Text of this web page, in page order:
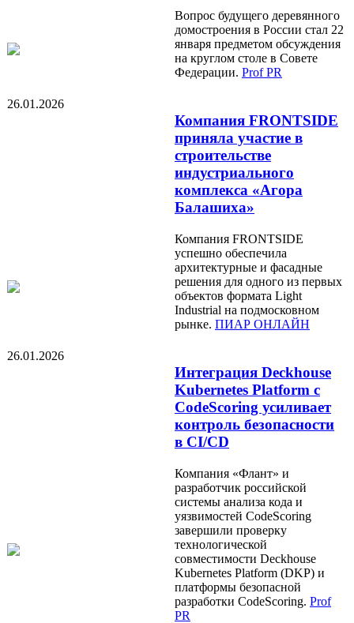
Вопрос будущего деревянного
домостроения в России стал 22
января предметом обсуждения
на круглом столе в Совете
Федерации. Prof PR
26.01.2026
Компания FRONTSIDE
приняла участие в
строительстве
индустриального
комплекса «Агора
Балашиха»
Компания FRONTSIDE
успешно обеспечила
архитектурные и фасадные
решения для одного из первых
объектов формата Light
Industrial на подмосковном
рынке. ПИАР ОНЛАЙН
26.01.2026
Интеграция Deckhouse
Kubernetes Platform с
CodeScoring усиливает
контроль безопасности
в CI/CD
Компания «Флант» и
разработчик российской
системы анализа кода и
уязвимостей CodeScoring
завершили проверку
технологической
совместимости Deckhouse
Kubernetes Platform (DKP) и
платформы безопасной
разработки CodeScoring. Prof
PR